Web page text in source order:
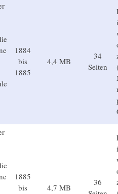
1884
bis
1885
4,4 MB
34
Seiten
1885
bis
4,7 MB
36